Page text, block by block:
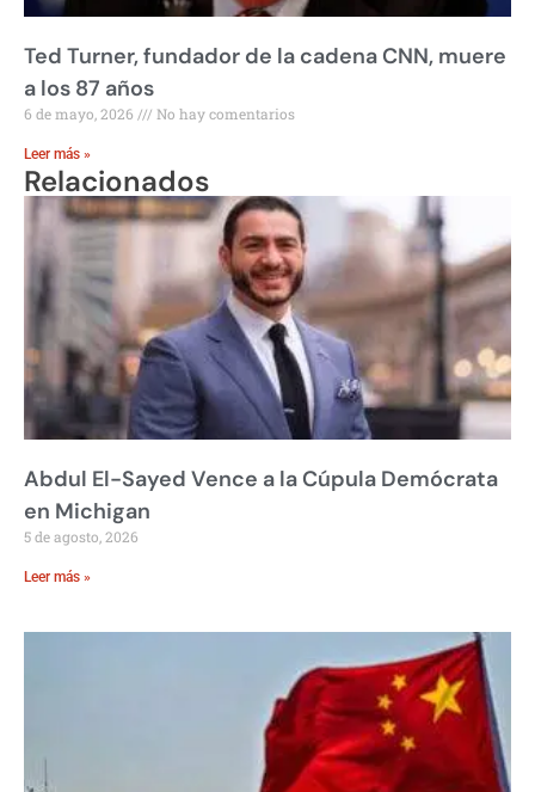
Ted Turner, fundador de la cadena CNN, muere
a los 87 años
6 de mayo, 2026 No hay comentarios
Leer más »
Relacionados
Abdul El-Sayed Vence a la Cúpula Demócrata
en Michigan
5 de agosto, 2026
Leer más »